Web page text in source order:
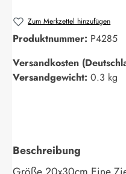
Zum Merkzettel hinzufügen
Produktnummer: P4285
Versandkosten
Versandgewicht: 0.3 kg
Beschreibung